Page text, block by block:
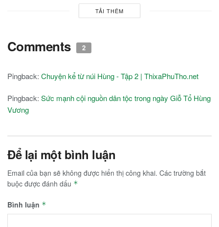
TẢI THÊM
Comments 2
Pingback: Chuyện kể từ núi Hùng - Tập 2 | ThixaPhuTho.net
Pingback: Sức mạnh cội nguồn dân tộc trong ngày Giỗ Tổ Hùng
Vương
Để lại một bình luận
Email của bạn sẽ không được hiển thị công khai. Các trường bắt
buộc được đánh dấu *
Bình luận *